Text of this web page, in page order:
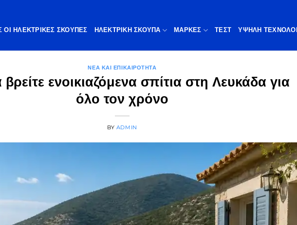
ΟΙ ΗΛΕΚΤΡΙΚΈΣ ΣΚΟΎΠΕΣ ΗΛΕΚΤΡΙΚΗ ΣΚΟΥΠΑ ΜΆΡΚΕΣ ΤΕΣΤ ΥΨΗΛΉ
ΝΈΑ ΚΑΙ ΕΠΙΚΑΙΡΌΤΗΤΑ
ενοικιαζόμενα σπίτια στη Λευκάδα για
όλο τον χρόνο
BY ADMIN